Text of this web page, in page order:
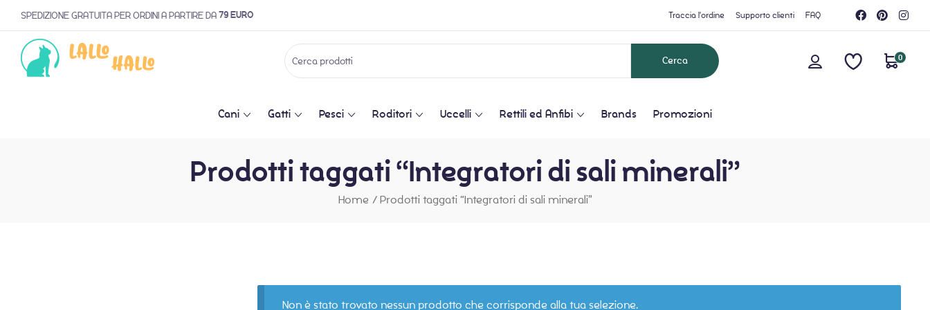
SPEDIZIONE GRATUITA PER ORDINI A PARTIRE DA79 EURO Traccia l'ordine Supporto clienti FAQ
0
Cani Gatti Pesci Roditori Uccelli Rettili ed Anfibi Brands Promozioni
Prodotti taggati “Integratori di sali minerali”
Home / Prodotti taggati “Integratori di sali minerali”
Non è stato trovato nessun prodotto che corrisponde alla tua selezione.